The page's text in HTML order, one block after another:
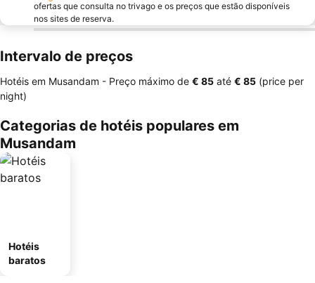
ofertas que consulta no trivago e os preços que estão disponíveis
nos sites de reserva.
Intervalo de preços
Hotéis em Musandam - Preço máximo de ‎€ 85 até ‎€ 85 (price per
night)
Categorias de hotéis populares em
Musandam
Hotéis
baratos